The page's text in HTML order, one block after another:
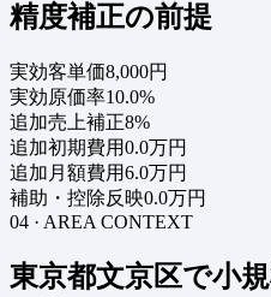
精度補正の前提
実効客単価8,000円
実効原価率10.0%
追加売上補正8%
追加初期費用0.0万円
追加月額費用6.0万円
補助・控除反映0.0万円
04 · AREA CONTEXT
東京都文京区で小